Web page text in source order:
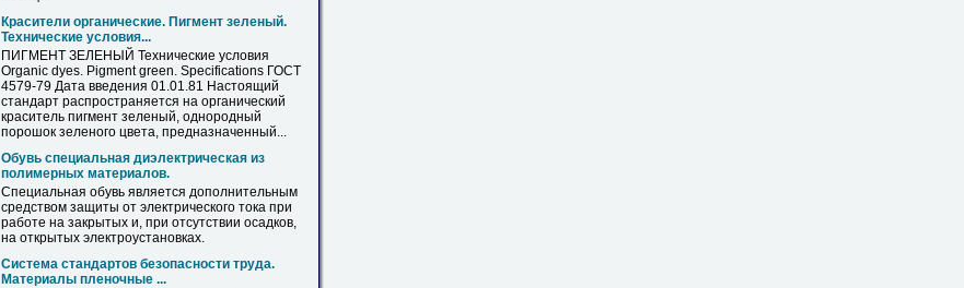
Красители органические. Пигмент зеленый.
Технические условия...
ПИГМЕНТ ЗЕЛЕНЫЙ Технические условия
Organic dyes. Pigment green. Specifications ГОСТ
4579-79 Дата введения 01.01.81 Настоящий
стандарт распространяется на органический
краситель пигмент зеленый, однородный
порошок зеленого цвета, предназначенный...
Обувь специальная диэлектрическая из
полимерных материалов.
Специальная обувь является дополнительным
средством защиты от электрического тока при
работе на закрытых и, при отсутствии осадков,
на открытых электроустановках.
Система стандартов безопасности труда.
Материалы пленочные ...